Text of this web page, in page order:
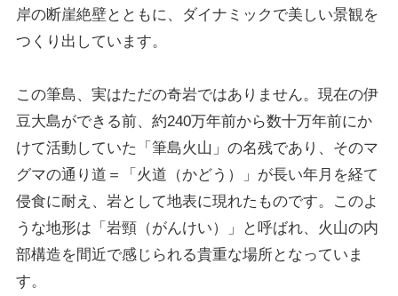
岸の断崖絶壁とともに、ダイナミックで美しい景観を
つくり出しています。
この筆島、実はただの奇岩ではありません。現在の伊
豆大島ができる前、約240万年前から数十万年前にか
けて活動していた「筆島火山」の名残であり、そのマ
グマの通り道＝「火道（かどう）」が長い年月を経て
侵食に耐え、岩として地表に現れたものです。このよ
うな地形は「岩頸（がんけい）」と呼ばれ、火山の内
部構造を間近で感じられる貴重な場所となっていま
す。